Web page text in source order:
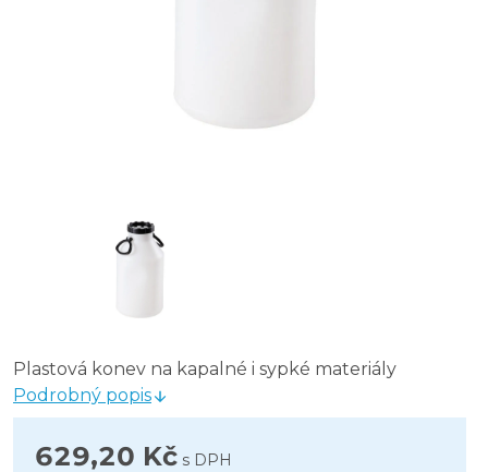
Plastová konev na kapalné i sypké materiály
Podrobný popis
629,20 Kč s DPH